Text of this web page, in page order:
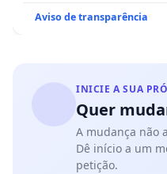
Aviso de transparência
INICIE A SUA
Quer
A mudança não
Dê início a um
petição.